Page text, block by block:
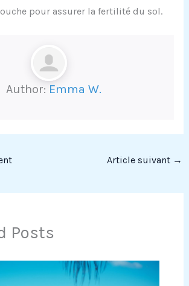
pour assurer la fertilité du sol.
Author: Emma W.
Article suivant →
Posts